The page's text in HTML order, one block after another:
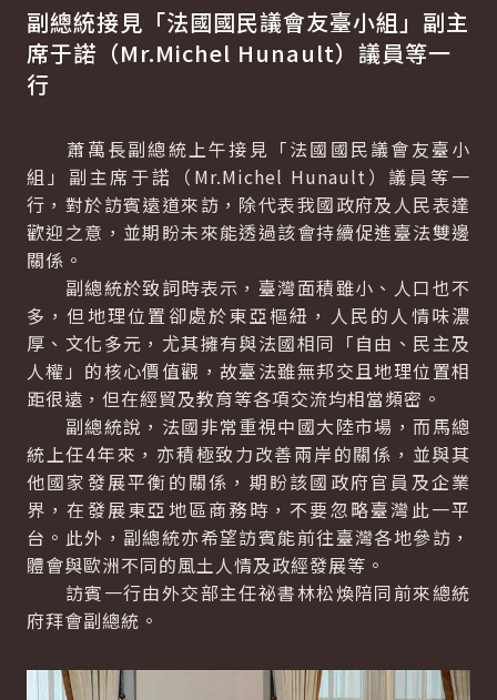
副總統接見「法國國民議會友臺小組」副主
席于諾（Mr.Michel Hunault）議員等一
行
蕭萬長副總統上午接見「法國國民議會友臺小
組」副主席于諾（ Mr.Michel Hunault）議員等一
行，對於訪賓遠道來訪，除代表我國政府及人民表達
歡迎之意，並期盼未來能透過該會持續促進臺法雙邊
關係。
副總統於致詞時表示，臺灣面積雖小、人口也不
多，但地理位置卻處於東亞樞紐，人民的人情味濃
厚、文化多元，尤其擁有與法國相同「自由、民主及
人權」的核心價值觀，故臺法雖無邦交且地理位置相
距很遠，但在經貿及教育等各項交流均相當頻密。
副總統說，法國非常重視中國大陸市場，而馬總
統上任4年來，亦積極致力改善兩岸的關係，並與其
他國家發展平衡的關係，期盼該國政府官員及企業
界，在發展東亞地區商務時，不要忽略臺灣此一平
台。此外，副總統亦希望訪賓能前往臺灣各地參訪，
體會與歐洲不同的風土人情及政經發展等。
訪賓一行由外交部主任祕書林松煥陪同前來總統
府拜會副總統。